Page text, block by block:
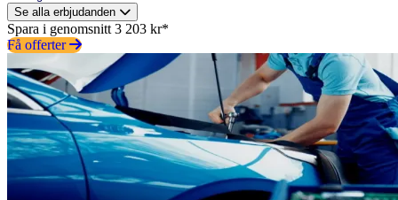
Se alla erbjudanden
Spara i genomsnitt 3 203 kr*
Få offerter